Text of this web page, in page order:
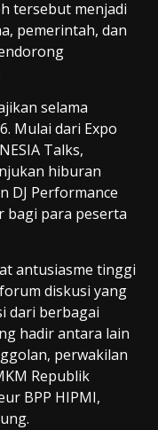
tersebut menjadi
pemerintah, dan
selama
Mulai dari Expo
Talks,
hiburan
DJ Performance
bagi para peserta
antusiasme tinggi
diskusi yang
dari berbagai
hadir antara lain
perwakilan
Republik
BPP HIPMI,